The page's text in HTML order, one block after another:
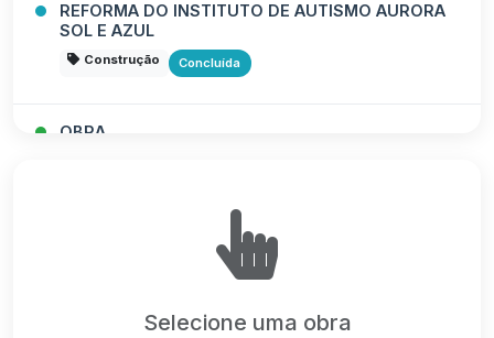
REFORMA DO INSTITUTO DE AUTISMO AURORA
SOL E AZUL
Construção Concluída
OBRA
BARRACÃO INDUSTRIAL I
Em Andamento
Selecione uma obra